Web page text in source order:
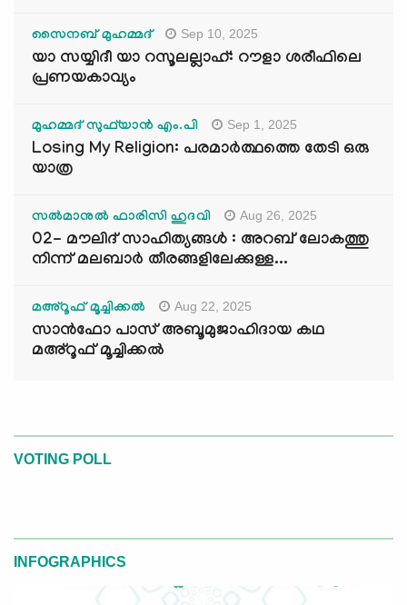
സൈനബ് മുഹമ്മദ് Sep 10, 2025
യാ സയ്യിദീ യാ റസൂലല്ലാഹ്: റൗളാ ശരീഫിലെ
പ്രണയകാവ്യം
മുഹമ്മദ് സുഫ്‌യാൻ എം.പി Sep 1, 2025
Losing My Religion: പരമാർത്ഥത്തെ തേടി ഒരു
യാത്ര
സൽമാനുൽ ഫാരിസി ഹുദവി Aug 26, 2025
02- മൗലിദ് സാഹിത്യങ്ങൾ : അറബ് ലോകത്തു
നിന്ന് മലബാർ തീരങ്ങളിലേക്കുള്ള...
മഅ്റൂഫ് മൂച്ചിക്കല്‍ Aug 22, 2025
സാൻഫോ പാസ് അബൂമുജാഹിദായ കഥ
മഅ്റൂഫ് മൂച്ചിക്കല്‍
VOTING POLL
INFOGRAPHICS